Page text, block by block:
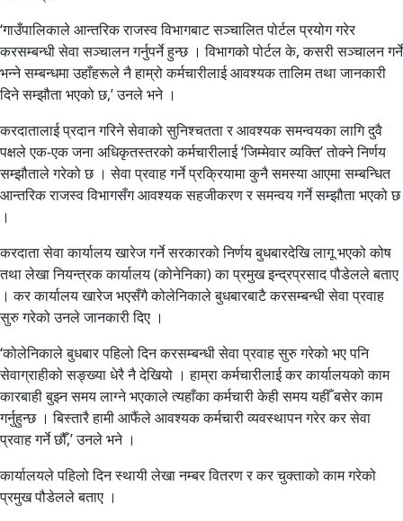
‘गाउँपालिकाले आन्तरिक राजस्व विभागबाट सञ्चालित पोर्टल प्रयोग गरेर
करसम्बन्धी सेवा सञ्चालन गर्नुपर्ने हुन्छ । विभागको पोर्टल के, कसरी सञ्चालन गर्ने
भन्ने सम्बन्धमा उहाँहरूले नै हाम्रो कर्मचारीलाई आवश्यक तालिम तथा जानकारी
दिने सम्झौता भएको छ,’ उनले भने ।
करदातालाई प्रदान गरिने सेवाको सुनिश्चतता र आवश्यक समन्वयका लागि दुवै
पक्षले एक-एक जना अधिकृतस्तरको कर्मचारीलाई ‘जिम्मेवार व्यक्ति’ तोक्ने निर्णय
सम्झौताले गरेको छ । सेवा प्रवाह गर्ने प्रक्रियामा कुनै समस्या आएमा सम्बन्धित
आन्तरिक राजस्व विभागसँग आवश्यक सहजीकरण र समन्वय गर्ने सम्झौता भएको छ
।
करदाता सेवा कार्यालय खारेज गर्ने सरकारको निर्णय बुधबारदेखि लागू भएको कोष
तथा लेखा नियन्त्रक कार्यालय (कोनेनिका) का प्रमुख इन्द्रप्रसाद पौडेलले बताए
। कर कार्यालय खारेज भएसँगै कोलेनिकाले बुधबारबाटै करसम्बन्धी सेवा प्रवाह
सुरु गरेको उनले जानकारी दिए ।
‘कोलेनिकाले बुधबार पहिलो दिन करसम्बन्धी सेवा प्रवाह सुरु गरेको भए पनि
सेवाग्राहीको सङ्ख्या धेरै नै देखियो । हाम्रा कर्मचारीलाई कर कार्यालयको काम
कारबाही बुझ्न समय लाग्ने भएकाले त्यहाँका कर्मचारी केही समय यहीँ बसेर काम
गर्नुहुन्छ । बिस्तारै हामी आफैंले आवश्यक कर्मचारी व्यवस्थापन गरेर कर सेवा
प्रवाह गर्ने छौँ,’ उनले भने ।
कार्यालयले पहिलो दिन स्थायी लेखा नम्बर वितरण र कर चुक्ताको काम गरेको
प्रमुख पौडेलले बताए ।